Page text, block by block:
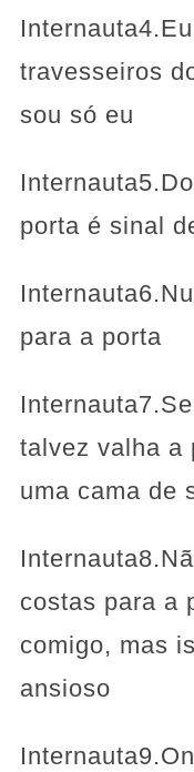
travesseiros
sou só eu
porta é sinal
para a porta
talvez valha a
uma cama de
costas para a
comigo, mas
ansioso